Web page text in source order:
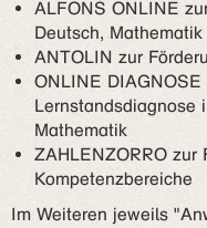
ALFONS ONLINE
Deutsch,
ANTOLIN zur
ONLINE
Lernstandsdiagnose
Mathematik
ZAHLENZORRO zur
Kompetenzbereiche
Im Weiteren jeweils